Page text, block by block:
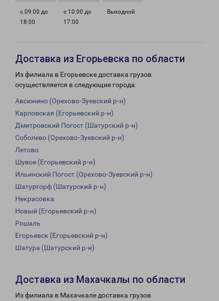
с 09:00 до
18:00
с 10:00 до
17:00
Выходной
Доставка из Егорьевска по области
Из филиала в Егорьевске доставка грузов
осуществляется в следующие города:
Авсюнино (Орехово-Зуевский р-н)
Карповская (Егорьевский р-н)
Дмитровский Погост (Шатурский р-н)
Соболево (Орехово-Зуевский р-н)
Летово
Шувое (Егорьевский р-н)
Ильинский Погост (Орехово-Зуевский р-н)
Шатурторф (Шатурский р-н)
Некрасовка
Новый (Егорьевский р-н)
Рошаль
Егорьевск (Егорьевский р-н)
Шатура (Шатурский р-н)
Доставка из Махачкалы по области
Из филиала в Махачкале доставка грузов